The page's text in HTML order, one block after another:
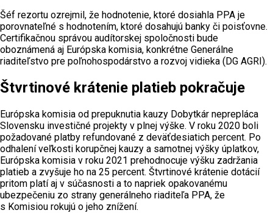
Šéf rezortu ozrejmil, že hodnotenie, ktoré dosiahla PPA je
porovnateľné s hodnotením, ktoré dosahujú banky či poisťovne.
Certifikačnou správou audítorskej spoločnosti bude
oboznámená aj Európska komisia, konkrétne Generálne
riaditeľstvo pre poľnohospodárstvo a rozvoj vidieka (DG AGRI).
Štvrtinové krátenie platieb pokračuje
Európska komisia od prepuknutia kauzy Dobytkár neprepláca
Slovensku investičné projekty v plnej výške. V roku 2020 boli
požadované platby refundované z deväťdesiatich percent. Po
odhalení veľkosti korupčnej kauzy a samotnej výšky úplatkov,
Európska komisia v roku 2021 prehodnocuje výšku zadržania
platieb a zvyšuje ho na 25 percent. Štvrtinové krátenie dotácií
pritom platí aj v súčasnosti a to napriek opakovanému
ubezpečeniu zo strany generálneho riaditeľa PPA, že
s Komisiou rokujú o jeho znížení.